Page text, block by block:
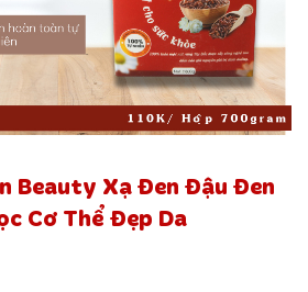
Beauty Xạ Đen Đậu Đen
Cơ Thể Đẹp Da